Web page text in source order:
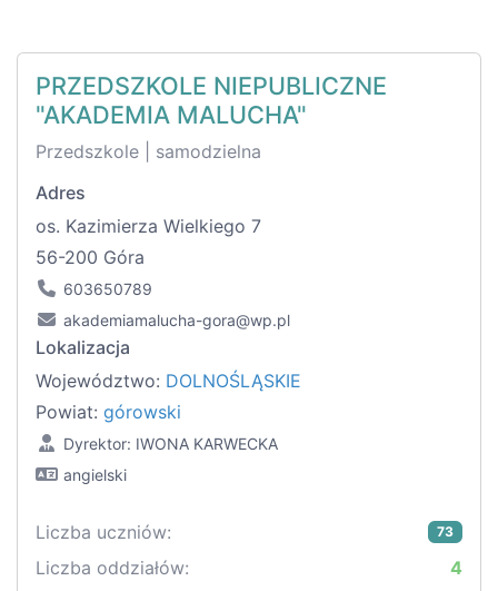
PRZEDSZKOLE NIEPUBLICZNE
"AKADEMIA MALUCHA"
Przedszkole | samodzielna
Adres
os. Kazimierza Wielkiego 7
56-200 Góra
603650789
akademiamalucha-gora@wp.pl
Lokalizacja
Województwo: DOLNOŚLĄSKIE
Powiat: górowski
Dyrektor: IWONA KARWECKA
angielski
Liczba uczniów: 73
Liczba oddziałów:
4